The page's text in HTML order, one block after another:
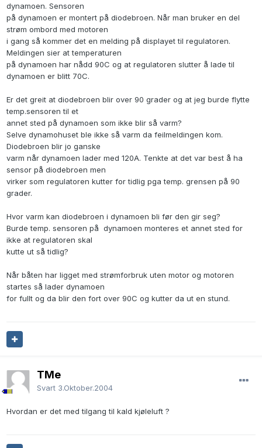
dynamoen. Sensoren
på dynamoen er montert på diodebroen. Når man bruker en del
strøm ombord med motoren
i gang så kommer det en melding på displayet til regulatoren.
Meldingen sier at temperaturen
på dynamoen har nådd 90C og at regulatoren slutter å lade til
dynamoen er blitt 70C.
Er det greit at diodebroen blir over 90 grader og at jeg burde flytte
temp.sensoren til et
annet sted på dynamoen som ikke blir så varm?
Selve dynamohuset ble ikke så varm da feilmeldingen kom.
Diodebroen blir jo ganske
varm når dynamoen lader med 120A. Tenkte at det var best å ha
sensor på diodebroen men
virker som regulatoren kutter for tidlig pga temp. grensen på 90
grader.
Hvor varm kan diodebroen i dynamoen bli før den gir seg?
Burde temp. sensoren på dynamoen monteres et annet sted for
ikke at regulatoren skal
kutte ut så tidlig?
Når båten har ligget med strømforbruk uten motor og motoren
startes så lader dynamoen
for fullt og da blir den fort over 90C og kutter da ut en stund.
TMe
Svart 3.Oktober.2004
Hvordan er det med tilgang til kald kjøleluft ?